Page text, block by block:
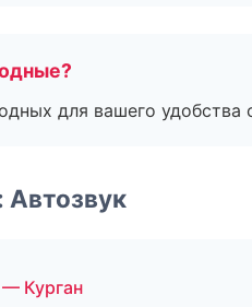
для вашего удобства
Курган